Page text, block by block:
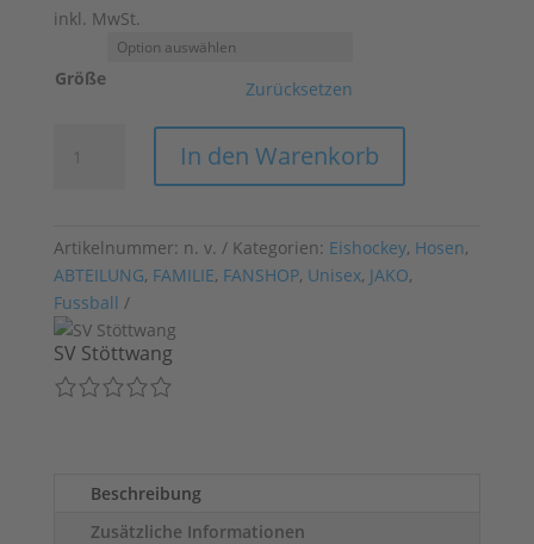
inkl. MwSt.
Größe Zurücksetzen
2.0
(Unisex),
Art.
6555
Menge
In den Warenkorb
Artikelnummer: n. v. Kategorien: Eishockey, Hosen,
ABTEILUNG, FAMILIE, FANSHOP, Unisex, JAKO,
Fussball
SV Stöttwang
Beschreibung
Zusätzliche Informationen